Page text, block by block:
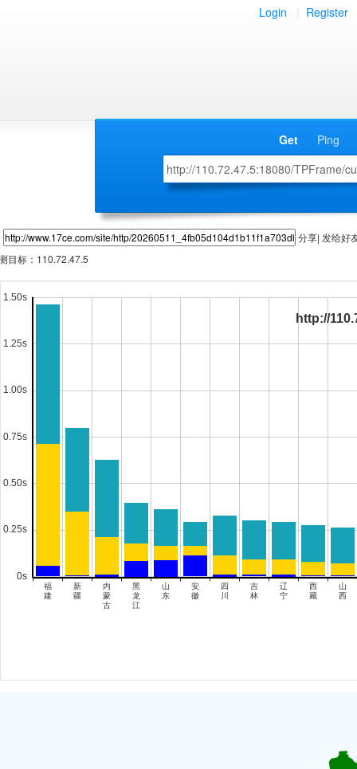
Login Register
Get Ping
分享| 发给好
目标： 110.72.47.5